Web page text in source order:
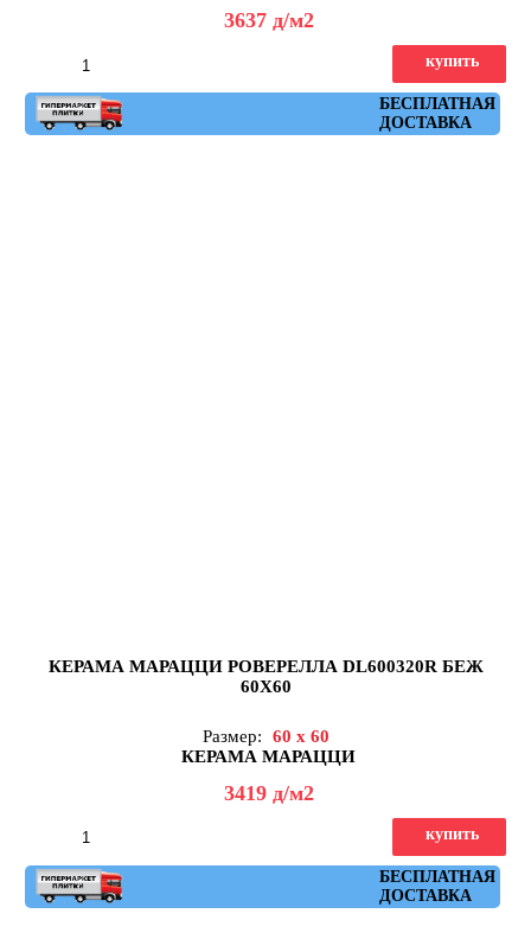
3637 д/м2
БЕСПЛАТНАЯ
ДОСТАВКА
купить
КЕРАМА МАРАЦЦИ РОВЕРЕЛЛА DL600320R БЕЖ
60X60
Размер:
60 x 60
КЕРАМА МАРАЦЦИ
3419 д/м2
БЕСПЛАТНАЯ
ДОСТАВКА
купить